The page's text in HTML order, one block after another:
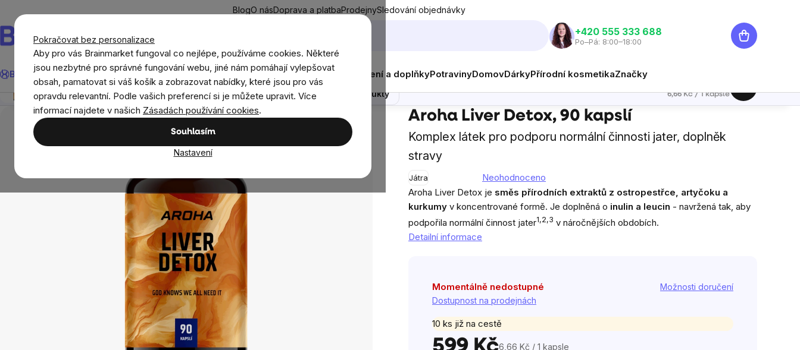
Pokračovat bez personalizace
Aby pro vás Brainmarket fungoval co nejlépe, používáme cookies. Některé
jsou nezbytné pro správné fungování webu, jiné nám pomáhají vylepšovat
obsah, pamatovat si váš košík a zobrazovat nabídky, které jsou pro vás
opravdu relevantní. Podle vašich preferencí si je můžete upravit. Více
informací najdete v našich Zásadách používání cookies.
Souhlasím
Nastavení
obsah
BlogO násDoprava a platbaProdejnySledování objednávky
Hledat
‭+420 555 333 688
Po–Pá: 8:00–18:00
Nákupní
košík
BrainMax® Léto Ušetři CíleDoplňky stravy a výživaNovinkyMužiŽenyDěti Oblečení a doplňkyPotravinyDomovDárkyPřírodní kosmetikaZnačky
Doplňky stravy a výživa Doplňky stravy podle orgánů a částí těla Játra, ledviny
Aroha Liver Detox, 90 kapslí
Komplex látek pro podporu normální činnosti jater, doplněk
stravy
Játra
hodnocení
produktu
je
0,0
hvězdiček.
Neohodnoceno
Aroha Liver Detox je směs přírodních extraktů z ostropestřce, artyčoku a
kurkumy v koncentrované formě. Je doplněná o inulin a leucin - navržená tak, aby
podpořila normální činnost jater1,2,3 v náročnějších obdobích.
Detailní informace
Momentálně nedostupné
Dostupnost na prodejnách
Možnosti doručení
10 ks již na cestě
6,66 Kč / 1 kapsle
Aroha Liver Detox, 90 kapslí
Přehled Popis Související produkty Recenze Poradna Podobné produkty Měrná cena:
6,66 Kč / 1 kapsle